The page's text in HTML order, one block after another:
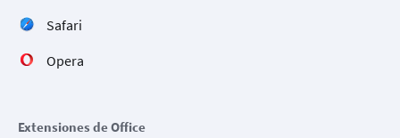
Safari
Opera
Extensiones de Office